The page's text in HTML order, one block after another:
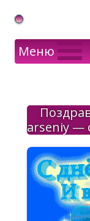
Gif Открытки в
Меню
arseniy —